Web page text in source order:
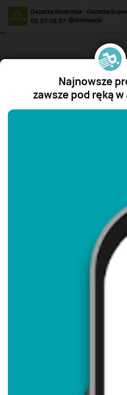
Gazetka Stokrotka - Gazetka
02.07-08.07
archiwalna
Najnowsze
zawsze pod ręką
"/>